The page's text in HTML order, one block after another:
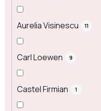
Aurelia Visinescu 11
Carl Loewen 9
Castel Firmian 1